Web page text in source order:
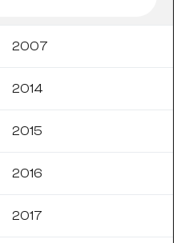
2007
2014
2015
2016
2017